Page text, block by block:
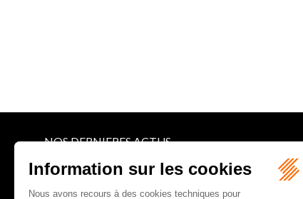
NOS DERNIERES ACTUS
au service du développement économique et